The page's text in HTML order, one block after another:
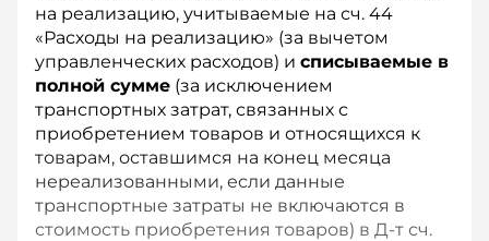
на реализацию, учитываемые на сч. 44
«Расходы на реализацию» (за вычетом
управленческих расходов) и списываемые в
полной сумме (за исключением
транспортных затрат, связанных с
приобретением товаров и относящихся к
товарам, оставшимся на конец месяца
нереализованными, если данные
транспортные затраты не включаются в
стоимость приобретения товаров) в Д-т сч.